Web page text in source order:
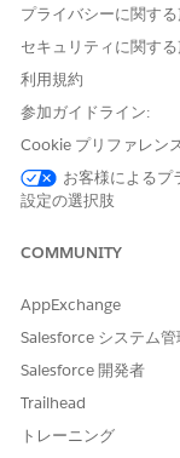
しないフィルタリス
れなくなったかを確
将来の最終更新日
表示されない項目が
したユーザの
確認します。
ナレッジ記事番号
000385745
プライバシーに関す
セキュリティに関す
利用規約
参加ガイドライン:
Cookie プリファレン
お客様によるプ
設定の選択肢
COMMUNITY
AppExchange
Salesforce システム
Salesforce 開発者
Trailhead
トレーニング